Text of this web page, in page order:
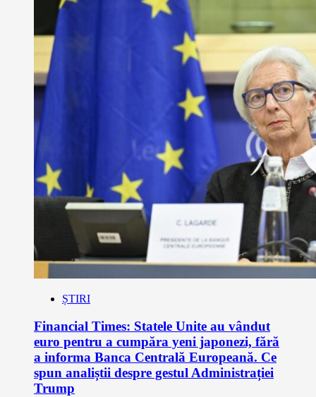
ȘTIRI
Financial Times: Statele Unite au vândut
euro pentru a cumpăra yeni japonezi, fără
a informa Banca Centrală Europeană. Ce
spun analiștii despre gestul Administrației
Trump